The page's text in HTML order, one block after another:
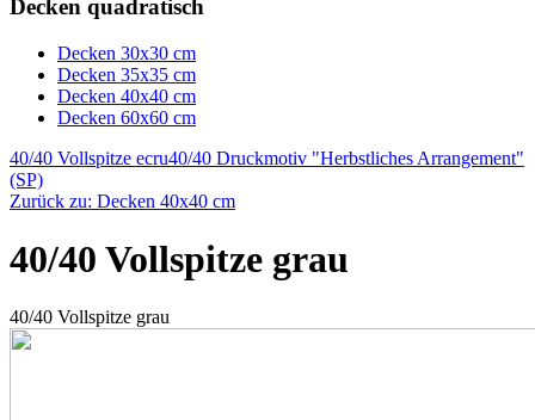
Decken quadratisch
Decken 30x30 cm
Decken 35x35 cm
Decken 40x40 cm
Decken 60x60 cm
40/40 Vollspitze ecru40/40 Druckmotiv "Herbstliches Arrangement"
(SP)
Zurück zu: Decken 40x40 cm
40/40 Vollspitze grau
40/40 Vollspitze grau